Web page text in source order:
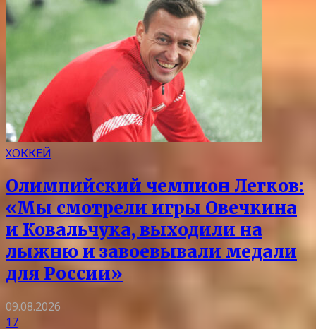
ХОККЕЙ
Олимпийский чемпион Легков:
«Мы смотрели игры Овечкина
и Ковальчука, выходили на
лыжню и завоевывали медали
для России»
09.08.2026
17